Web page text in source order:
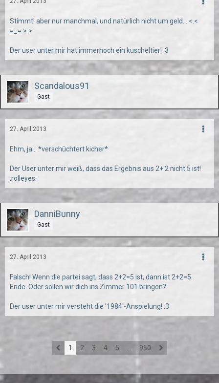
Stimmt! aber nur manchmal, und natürlich nicht um geld... <.<
=_= >.>
Der user unter mir hat immernoch ein kuscheltier! :3
Scandalous91
Gast
27. April 2013
Ehm, ja... *verschüchtert kicher*
Der User unter mir weiß, dass das Ergebnis aus 2+ 2 nicht 5 ist!
:rolleyes:
DanniBunny
Gast
27. April 2013
Falsch! Wenn die partei sagt, dass 2+2=5 ist, dann ist 2+2=5.
Ende. Oder sollen wir dich ins Zimmer 101 bringen?
Der user unter mir versteht die '1984'-Anspielung! :3
1 2 3 4 5 950